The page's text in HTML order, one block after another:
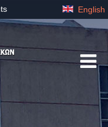
English